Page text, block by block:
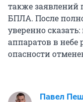
также
БПЛА. После
уверенно
аппаратов в небе
опасности
Павел